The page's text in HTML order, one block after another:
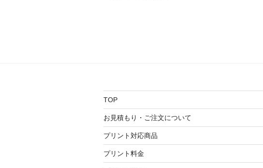
TOP
お見積もり・ご注文について
プリント対応商品
プリント料金